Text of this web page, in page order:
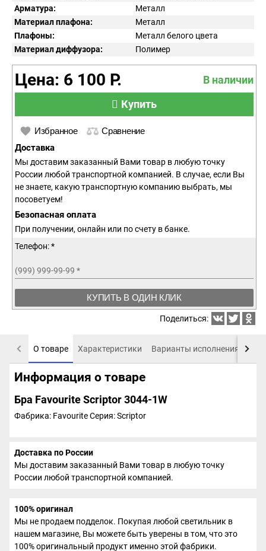
Арматура:
Металл
Материал плафона:
Металл
Плафоны:
Металл белого цвета
Материал диффузора:
Полимер
Цена: 6 100 Р.
В наличии
Купить
Избранное Сравнение
Доставка
Мы доставим заказанный Вами товар в любую точку
России любой транспортной компанией. В случае, если Вы
не знаете, какую транспортную компанию выбрать, мы
посоветуем!
Безопасная оплата
При получении, онлайн или по счету в банке.
Телефон: *
(999) 999-99-99 *
КУПИТЬ В ОДИН КЛИК
Поделиться:
О товаре Характеристики Варианты исполнения
Информация о товаре
Бра Favourite Scriptor 3044-1W
Фабрика: FavouriteСерия: Scriptor
Доставка по России
Мы доставим заказанный Вами товар в любую точку
России любой транспортной компанией.
100% оригинал
Мы не продаем подделок. Покупая любой светильник в
нашем магазине, Вы можете быть уверены в том, что это
100% оригинальный продукт именно этой фабрики.